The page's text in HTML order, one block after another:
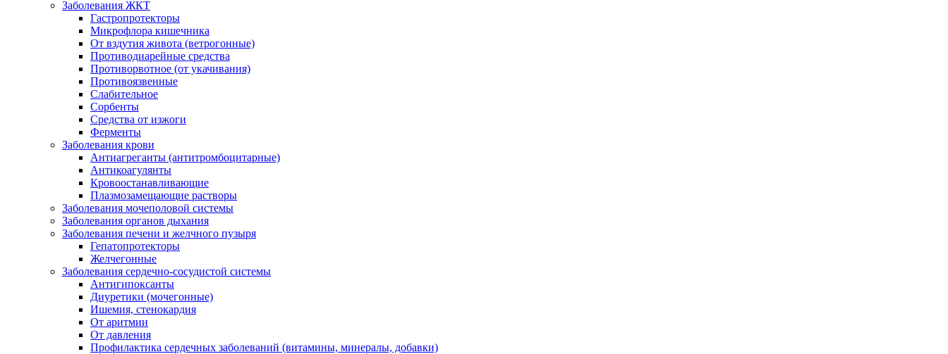
Заболевания ЖКТ
Гастропротекторы
Микрофлора кишечника
От вздутия живота (ветрогонные)
Противодиарейные средства
Противорвотное (от укачивания)
Противоязвенные
Слабительное
Сорбенты
Средства от изжоги
Ферменты
Заболевания крови
Антиагреганты (антитромбоцитарные)
Антикоагулянты
Кровоостанавливающие
Плазмозамещающие растворы
Заболевания мочеполовой системы
Заболевания органов дыхания
Заболевания печени и желчного пузыря
Гепатопротекторы
Желчегонные
Заболевания сердечно-сосудистой системы
Антигипоксанты
Диуретики (мочегонные)
Ишемия, стенокардия
От аритмии
От давления
Профилактика сердечных заболеваний (витамины, минералы, добавки)